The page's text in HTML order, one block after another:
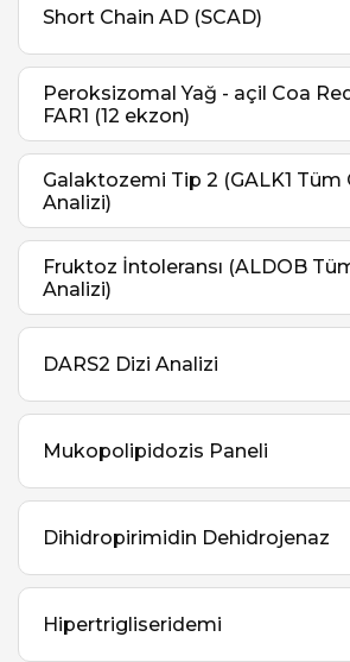
Short Chain AD (SCAD)
Peroksizomal Yağ - açil Coa
FAR1 (12 ekzon)
Galaktozemi Tip 2 (GALK1 Tüm
Analizi)
Fruktoz İntoleransı (ALDOB
Analizi)
DARS2 Dizi Analizi
Mukopolipidozis Paneli
Dihidropirimidin Dehidrojenaz
Hipertrigliseridemi